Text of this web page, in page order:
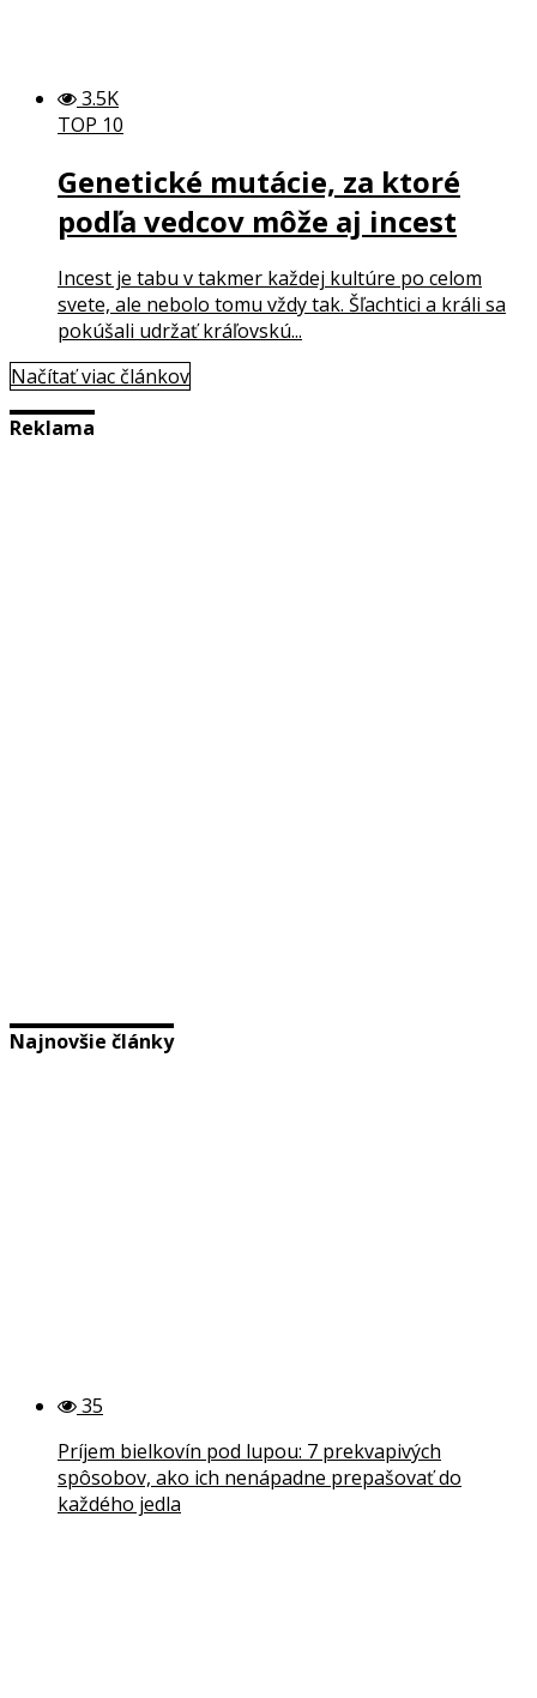
3.5K
TOP 10
Genetické mutácie, za ktoré
podľa vedcov môže aj incest
Incest je tabu v takmer každej kultúre po celom
svete, ale nebolo tomu vždy tak. Šľachtici a králi sa
pokúšali udržať kráľovskú...
Načítať viac článkov
Reklama
Najnovšie články
35
Príjem bielkovín pod lupou: 7 prekvapivých
spôsobov, ako ich nenápadne prepašovať do
každého jedla